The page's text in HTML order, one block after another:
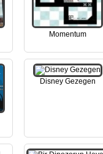
Momentum
Disney Gezegen